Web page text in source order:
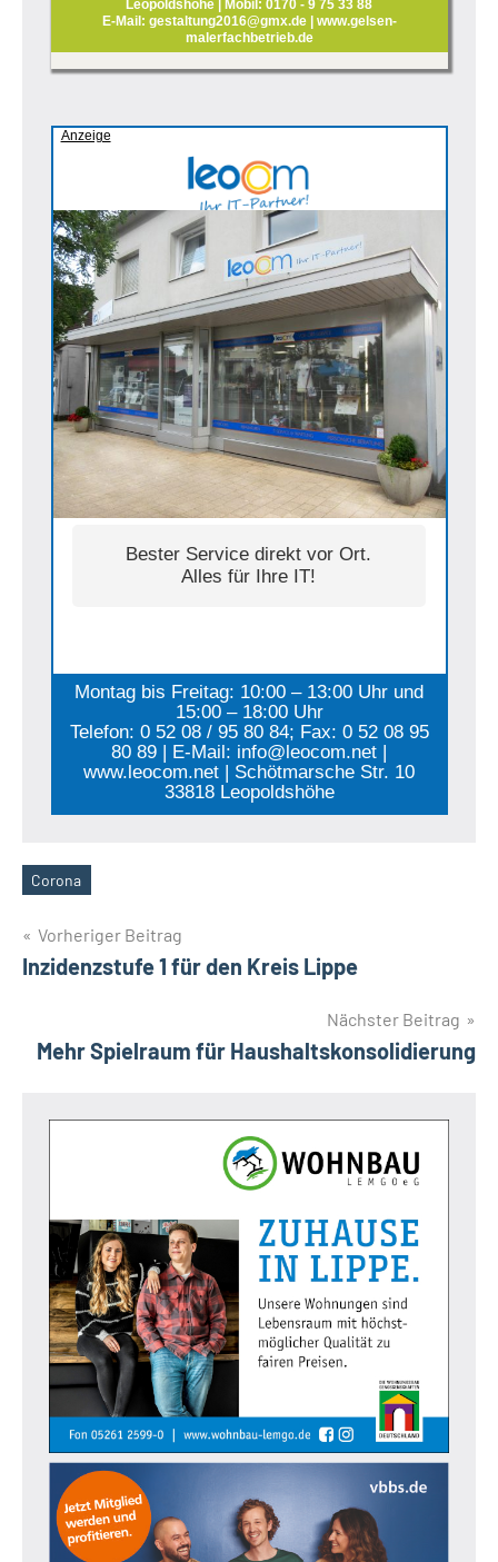
Leopoldshöhe | Mobil: 0170 - 9 75 33 88
E-Mail: gestaltung2016@gmx.de | www.gelsen-
malerfachbetrieb.de
Anzeige
Bester Service direkt vor Ort.
Alles für Ihre IT!
Montag bis Freitag: 10:00 – 13:00 Uhr und
15:00 – 18:00 Uhr
Telefon: 0 52 08 / 95 80 84; Fax: 0 52 08 95
80 89 | E-Mail: info@leocom.net |
www.leocom.net | Schötmarsche Str. 10
33818 Leopoldshöhe
Schlagwörter
Corona
Beitragsnavigation
Vorheriger Beitrag
Inzidenzstufe 1 für den Kreis Lippe
Nächster Beitrag
Mehr Spielraum für Haushaltskonsolidierung